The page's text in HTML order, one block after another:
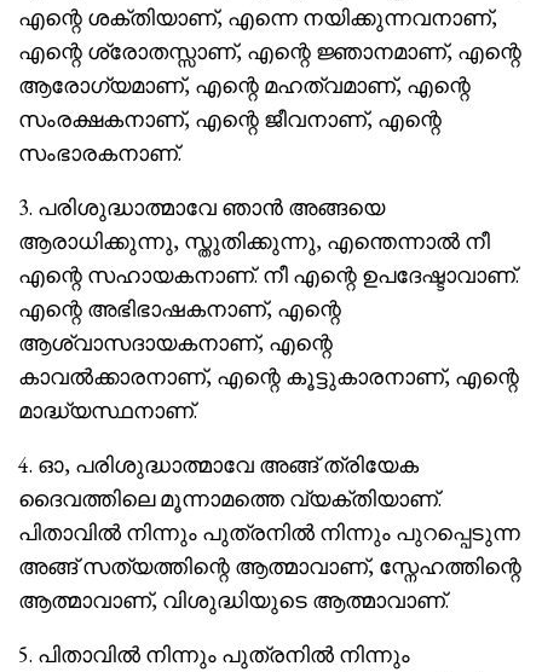
എന്റെ ശക്തിയാണ്, എന്നെ നയിക്കുന്നവനാണ്,
എന്റെ ശ്രോതസ്സാണ്, എന്റെ ജ്ഞാനമാണ്, എന്റെ
ആരോഗ്യമാണ്, എന്റെ മഹത്വമാണ്, എന്റെ
സംരക്ഷകനാണ്, എന്റെ ജീവനാണ്, എന്റെ
സംഭാരകനാണ്.
3. പരിശുദ്ധാത്മാവേ ഞാൻ അങ്ങയെ
ആരാധിക്കുന്നു, സ്തുതിക്കുന്നു, എന്തെന്നാൽ നീ
എന്റെ സഹായകനാണ്. നീ എന്റെ ഉപദേഷ്ടാവാണ്.
എന്റെ അഭിഭാഷകനാണ്, എന്റെ
ആശ്വാസദായകനാണ്, എന്റെ
കാവൽക്കാരനാണ്, എന്റെ കൂട്ടുകാരനാണ്, എന്റെ
മാദ്ധ്യസ്ഥനാണ്.
4. ഓ, പരിശുദ്ധാത്മാവേ അങ്ങ് ത്രിയേക
ദൈവത്തിലെ മൂന്നാമത്തെ വ്യക്തിയാണ്.
പിതാവിൽ നിന്നും പുത്രനിൽ നിന്നും പുറപ്പെടുന്ന
അങ്ങ് സത്യത്തിന്റെ ആത്മാവാണ്, സ്നേഹത്തിന്റെ
ആത്മാവാണ്, വിശുദ്ധിയുടെ ആത്മാവാണ്.
5. പിതാവിൽ നിന്നും പുത്രനിൽ നിന്നും